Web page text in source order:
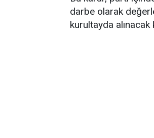
darbe olarak
kurultayda